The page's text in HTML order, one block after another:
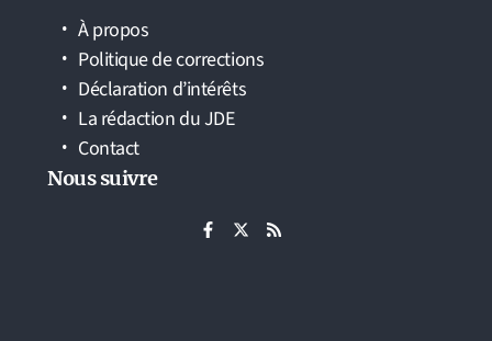
À propos
Politique de corrections
Déclaration d’intérêts
La rédaction du JDE
Contact
Nous suivre